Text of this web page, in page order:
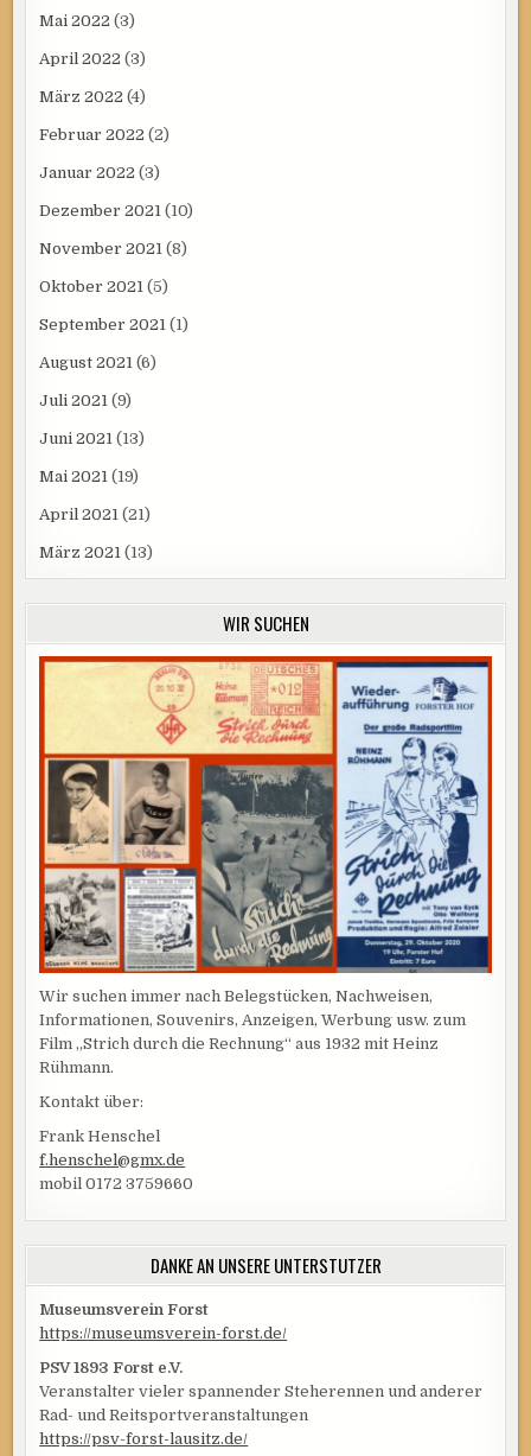
Mai 2022 (3)
April 2022 (3)
März 2022 (4)
Februar 2022 (2)
Januar 2022 (3)
Dezember 2021 (10)
November 2021 (8)
Oktober 2021 (5)
September 2021 (1)
August 2021 (6)
Juli 2021 (9)
Juni 2021 (13)
Mai 2021 (19)
April 2021 (21)
März 2021 (13)
WIR SUCHEN
Wir suchen immer nach Belegstücken, Nachweisen,
Informationen, Souvenirs, Anzeigen, Werbung usw. zum
Film „Strich durch die Rechnung“ aus 1932 mit Heinz
Rühmann.
Kontakt über:
Frank Henschel
f.henschel@gmx.de
mobil 0172 3759660
DANKE AN UNSERE UNTERSTÜTZER
Museumsverein Forst
https://museumsverein-forst.de/
PSV 1893 Forst e.V.
Veranstalter vieler spannender Steherennen und anderer
Rad- und Reitsportveranstaltungen
https://psv-forst-lausitz.de/